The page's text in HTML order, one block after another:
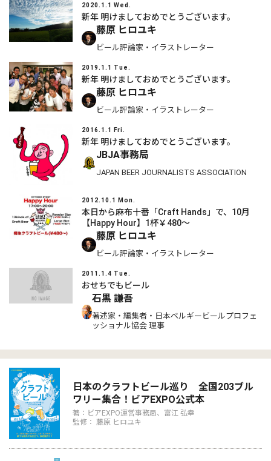
2020.1.1 Wed.
新年 明けましておめでとうございます。
藤原 ヒロユキ
ビール評論家・イラストレーター
2019.1.1 Tue.
新年 明けましておめでとうございます。
藤原 ヒロユキ
ビール評論家・イラストレーター
2016.1.1 Fri.
新年 明けましておめでとうございます。
JBJA事務局
JAPAN BEER JOURNALISTS ASSOCIATION
2012.10.1 Mon.
本日から麻布十番「Craft Hands」で、10月
【Happy Hour】1杯￥480～
藤原 ヒロユキ
ビール評論家・イラストレーター
2011.1.4 Tue.
おせちでもビール
石黒 謙吾
著述家・編集者・日本ベルギービールプロフェ
ッショナル協会 理事
日本のクラフトビール巡り 全国203ブル
ワリー集合！ビアEXPO公式本
著：ビアEXPO運営事務局、富江 弘幸
監修： 藤原 ヒロユキ